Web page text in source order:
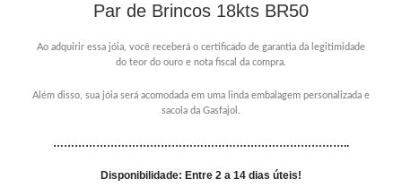
Par de Brincos 18kts BR50
Ao adquirir essa jóia, você receberá o certificado de garantia da legitimidade
do teor do ouro e nota fiscal da compra.
Além disso, sua jóia será acomodada em uma linda embalagem personalizada e
sacola da Gasfajol.
………………………………………………………………………..
Disponibilidade: Entre 2 a 14 dias úteis!